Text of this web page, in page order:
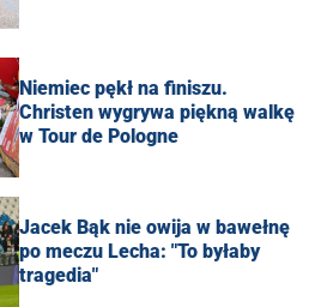
Niemiec pękł na finiszu.
Christen wygrywa piękną walkę
w Tour de Pologne
Jacek Bąk nie owija w bawełnę
po meczu Lecha: "To byłaby
tragedia"